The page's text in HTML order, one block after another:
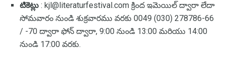
టికెట్లు : kjl@literaturfestival.com క్రింద ఇమెయిల్ ద్వారా లేదా
సోమవారం నుండి శుక్రవారము వరకు 0049 (030) 278786-66
/ -70 ద్వారా ఫోన్ ద్వారా, 9:00 నుండి 13:00 మరియు 14:00
నుండి 17:00 వరకు.